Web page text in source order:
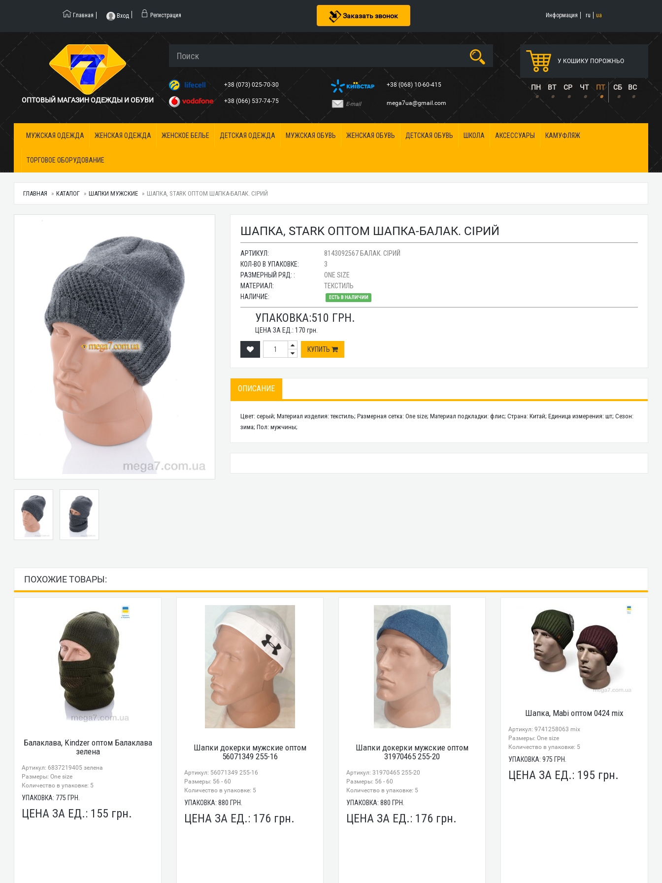
Заказать звонок
Главная Вход Регистрация Информация ru ua
ОПТОВЫЙ МАГАЗИН ОДЕЖДЫ И ОБУВИ
+38 (073) 025-70-30
+38 (066) 537-74-75
+38 (068) 10-60-415
E-mail mega7ua@gmail.com
У КОШИКУ ПОРОЖНЬО
ПН ВТ СР ЧТ ПТ СБ ВС
• • • • • • •
МУЖСКАЯ ОДЕЖДА ЖЕНСКАЯ ОДЕЖДА ЖЕНСКОЕ БЕЛЬЕ ДЕТСКАЯ ОДЕЖДА МУЖСКАЯ ОБУВЬ ЖЕНСКАЯ ОБУВЬ ДЕТСКАЯ ОБУВЬ ШКОЛА АКСЕССУАРЫ КАМУФЛЯЖ
ТОРГОВОЕ ОБОРУДОВАНИЕ
ГЛАВНАЯ КАТАЛОГ ШАПКИ МУЖСКИЕ ШАПКА, STARK ОПТОМ ШАПКА-БАЛАК. СІРИЙ
ШАПКА, STARK ОПТОМ ШАПКА-БАЛАК. СІРИЙ
АРТИКУЛ:
8143092567 БАЛАК. СІРИЙ
КОЛ-ВО В УПАКОВКЕ:
3
РАЗМЕРНЫЙ РЯД: :
ONE SIZE
МАТЕРИАЛ:
ТЕКСТИЛЬ
НАЛИЧИЕ:
ЕСТЬ В НАЛИЧИИ
УПАКОВКА:510 ГРН.
ЦЕНА ЗА ЕД.:170 грн.
КУПИТЬ
ОПИСАНИЕ
Цвет: серый; Материал изделия: текстиль; Размерная сетка: One size; Материал подкладки: флис; Страна: Китай; Единица измерения: шт; Сезон:
зима; Пол: мужчины;
ПОХОЖИЕ ТОВАРЫ:
Балаклава, Kindzer оптом Балаклава
зелена
Артикул: 6837219405 зелена
Размеры: One size
Количество в упаковке: 5
УПАКОВКА: 775 ГРН.
ЦЕНА ЗА ЕД.: 155 грн.
Шапки докерки мужские оптом
56071349 255-16
Артикул: 56071349 255-16
Размеры: 56 - 60
Количество в упаковке: 5
УПАКОВКА: 880 ГРН.
ЦЕНА ЗА ЕД.: 176 грн.
Шапки докерки мужские оптом
31970465 255-20
Артикул: 31970465 255-20
Размеры: 56 - 60
Количество в упаковке: 5
УПАКОВКА: 880 ГРН.
ЦЕНА ЗА ЕД.: 176 грн.
Шапка, Mabi оптом 0424 mix
Артикул: 9741258063 mix
Размеры: One size
Количество в упаковке: 5
УПАКОВКА:975 ГРН.
ЦЕНА ЗА ЕД.: 195 грн.